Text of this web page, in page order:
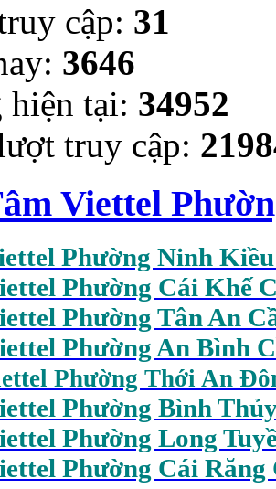
cập: 31
3646
hiện tại: 34952
truy cập:
Viettel
Phường Ninh
Phường Cái Khế
Phường Tân An
Phường An Bình
Phường Thới An
Phường Bình
Phường Long
Phường Cái Răng